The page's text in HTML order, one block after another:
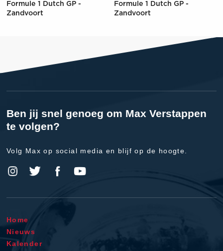
Formule 1 Dutch GP -
Zandvoort
Formule 1 Dutch GP -
Zandvoort
Ben jij snel genoeg om Max Verstappen
te volgen?
Volg Max op social media en blijf op de hoogte.
Home
Nieuws
Kalender